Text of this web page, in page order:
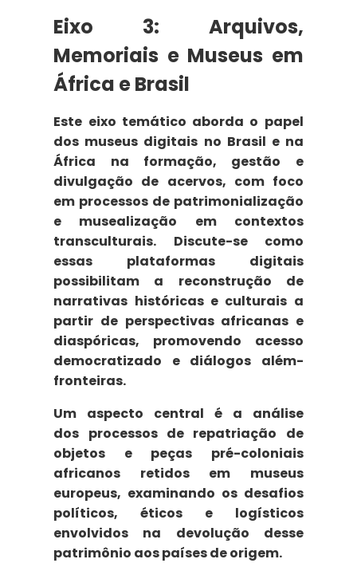
Eixo 3: Arquivos,
Memoriais e Museus em
África e Brasil
Este eixo temático aborda o papel
dos museus digitais no Brasil e na
África
na formação, gestão e
divulgação de acervos, com foco
em processos de patrimonialização
e musealização em contextos
transculturais. Discute-se como
essas plataformas digitais
possibilitam a reconstrução de
narrativas históricas e culturais a
partir de perspectivas africanas e
diaspóricas, promovendo acesso
democratizado e diálogos além-
fronteiras.
Um aspecto central é a análise
dos processos de repatriação de
objetos e peças pré-coloniais
africanos
retidos em museus
europeus, examinando os desafios
políticos, éticos e logísticos
envolvidos na devolução desse
patrimônio aos países de origem.